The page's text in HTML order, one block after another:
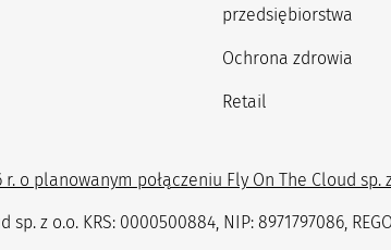
przedsiębiorstwa
Ochrona zdrowia
Retail
o planowanym połączeniu Fly On The Cloud sp.
sp. z o.o. KRS: 0000500884, NIP: 8971797086,